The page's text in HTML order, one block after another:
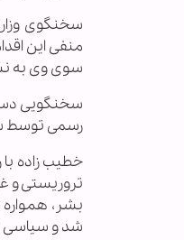
سخنگوی
منفی این
سوی وی به نشست ۴۹ شورای
سخنگویی
رسمی توسط
خطیب زاده
تروریستی و
بشر، همواره
شد و سیاسی